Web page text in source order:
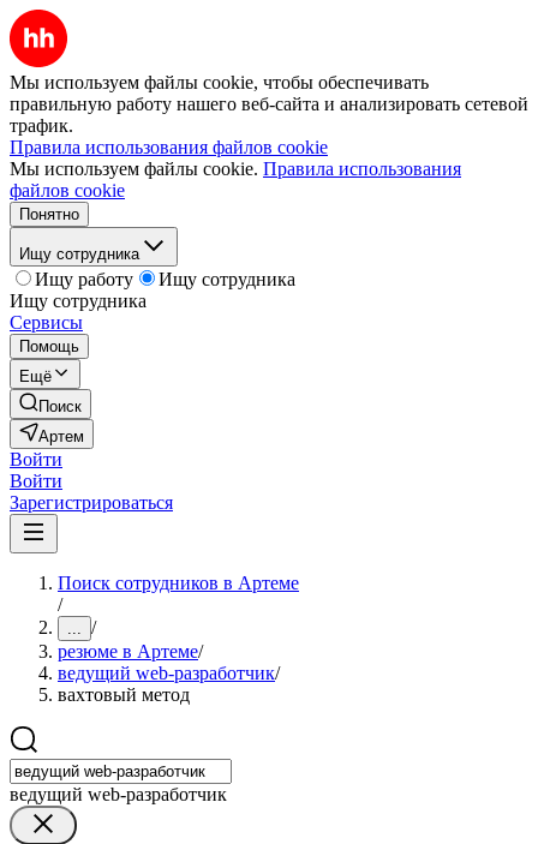
Мы используем файлы cookie, чтобы обеспечивать
правильную работу нашего веб-сайта и анализировать сетевой
трафик.
Правила использования файлов cookie
Мы используем файлы cookie. Правила использования
файлов cookie
Понятно
Ищу сотрудника
Ищу работу
Ищу сотрудника
Ищу сотрудника
Сервисы
Помощь
Ещё
Поиск
Артем
Войти
Войти
Зарегистрироваться
Поиск сотрудников в Артеме
/
... /
резюме в Артеме/
ведущий web-разработчик/
вахтовый метод
ведущий web-разработчик